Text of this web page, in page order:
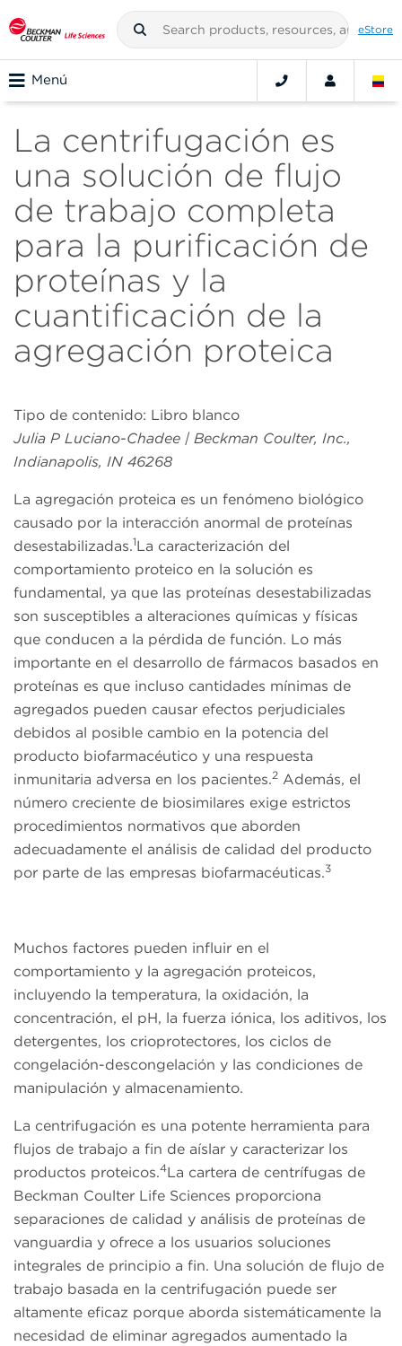
eStore
Menú
La centrifugación es
una solución de flujo
de trabajo completa
para la purificación de
proteínas y la
cuantificación de la
agregación proteica
Tipo de contenido: Libro blanco
Julia P Luciano-Chadee | Beckman Coulter, Inc.,
Indianapolis, IN 46268
La agregación proteica es un fenómeno biológico
causado por la interacción anormal de proteínas
desestabilizadas.1La caracterización del
comportamiento proteico en la solución es
fundamental, ya que las proteínas desestabilizadas
son susceptibles a alteraciones químicas y físicas
que conducen a la pérdida de función. Lo más
importante en el desarrollo de fármacos basados en
proteínas es que incluso cantidades mínimas de
agregados pueden causar efectos perjudiciales
debidos al posible cambio en la potencia del
producto biofarmacéutico y una respuesta
inmunitaria adversa en los pacientes.2 Además, el
número creciente de biosimilares exige estrictos
procedimientos normativos que aborden
adecuadamente el análisis de calidad del producto
por parte de las empresas biofarmacéuticas.3
Muchos factores pueden influir en el
comportamiento y la agregación proteicos,
incluyendo la temperatura, la oxidación, la
concentración, el pH, la fuerza iónica, los aditivos, los
detergentes, los crioprotectores, los ciclos de
congelación-descongelación y las condiciones de
manipulación y almacenamiento.
La centrifugación es una potente herramienta para
flujos de trabajo a fin de aíslar y caracterizar los
productos proteicos.4La cartera de centrífugas de
Beckman Coulter Life Sciences proporciona
separaciones de calidad y análisis de proteínas de
vanguardia y ofrece a los usuarios soluciones
integrales de principio a fin. Una solución de flujo de
trabajo basada en la centrifugación puede ser
altamente eficaz porque aborda sistemáticamente la
necesidad de eliminar agregados aumentado la